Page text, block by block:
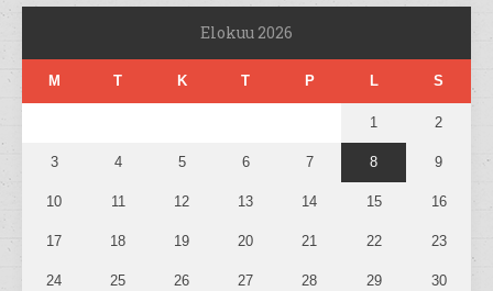
Elokuu 2026
M T K T P L S
1 2
3 4 5 6 7 8 9
10 11 12 13 14 15 16
17 18 19 20 21 22 23
24 25 26 27 28 29 30